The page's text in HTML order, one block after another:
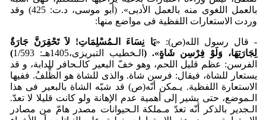
بالعمل اللغوی منه بالعمل الأدبی». (أبو موسی، د.ت: 425) وقد
وردت الاستعارات اللفظیة فی مواضع منها:
- قال رسول الله(ص): «یَا نِسَاءَ الـمُسلِمَاتِ! لاَ تَحقِرنَّ جَارَةٌ‌
لِجَارَتِهَا، وَلَوْ فِرْسِن شَاةٍ». ( الـخطیب التبریزی،1405هـ: 1/593
)
الفرسن: عظم قلیل اللحم، وهو خفّ البعیر کالـحافر للدابة، و قد
یستعار للشاة، فیقال: فرسن شاة. والذی للشاة هو الظِّلفُ. ففیها
الاستعارة اللفظیة. یـمکن أنّه(ص) قد شبّه الشاة بالبعیر فی هذا
الـموضع، حتی یشیر إلی أهمیة عدم الإهانة ولو کانت قلیلا لا تعدّ.
الـجدیر بالذکر أنّه تعدّ مـملکة الـحیوانات مصدر هامّ من مصادر